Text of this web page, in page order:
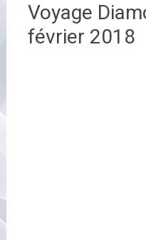
Voyage
février 2018